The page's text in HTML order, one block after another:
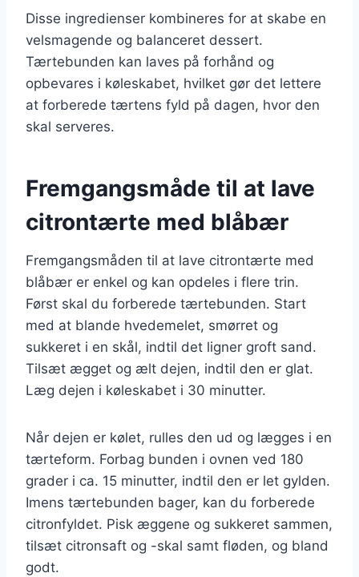
Disse ingredienser kombineres for at skabe en
velsmagende og balanceret dessert.
Tærtebunden kan laves på forhånd og
opbevares i køleskabet, hvilket gør det lettere
at forberede tærtens fyld på dagen, hvor den
skal serveres.
Fremgangsmåde til at lave
citrontærte med blåbær
Fremgangsmåden til at lave citrontærte med
blåbær er enkel og kan opdeles i flere trin.
Først skal du forberede tærtebunden. Start
med at blande hvedemelet, smørret og
sukkeret i en skål, indtil det ligner groft sand.
Tilsæt ægget og ælt dejen, indtil den er glat.
Læg dejen i køleskabet i 30 minutter.
Når dejen er kølet, rulles den ud og lægges i en
tærteform. Forbag bunden i ovnen ved 180
grader i ca. 15 minutter, indtil den er let gylden.
Imens tærtebunden bager, kan du forberede
citronfyldet. Pisk æggene og sukkeret sammen,
tilsæt citronsaft og -skal samt fløden, og bland
godt.